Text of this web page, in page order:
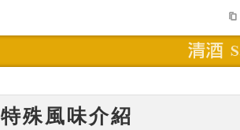
特殊風味介紹